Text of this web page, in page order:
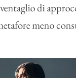
di
meno